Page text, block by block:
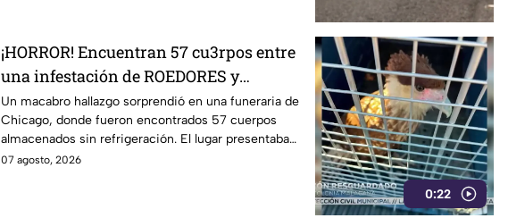
¡HORROR! Encuentran 57 cu3rpos entre
una infestación de ROEDORES y
GUSANOS, dentro de una funeraria
Un macabro hallazgo sorprendió en una funeraria de
Chicago, donde fueron encontrados 57 cuerpos
almacenados sin refrigeración. El lugar presentaba
condiciones inadecuadas.
07 agosto, 2026
0:22